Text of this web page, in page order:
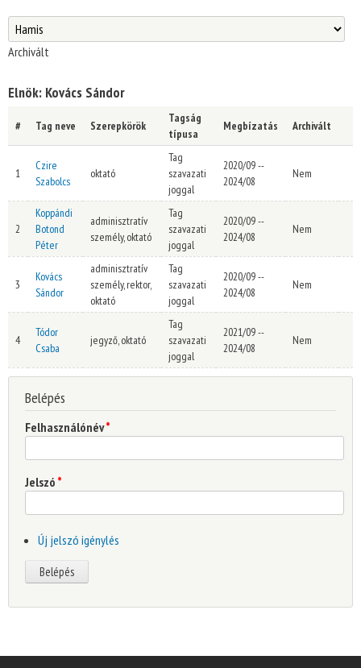
Archivált
Elnök: Kovács Sándor
# Tag neve Szerepkörök
Tagság
típusa
Megbízatás Archivált
1
Czire
Szabolcs
oktató
Tag
szavazati
joggal
2020/09--
2024/08
Nem
2
Koppándi
Botond
Péter
adminisztratív
személy, oktató
Tag
szavazati
joggal
2020/09--
2024/08
Nem
3
Kovács
Sándor
adminisztratív
személy, rektor,
oktató
Tag
szavazati
joggal
2020/09--
2024/08
Nem
4
Tódor
Csaba
jegyző, oktató
Tag
szavazati
joggal
2021/09--
2024/08
Nem
Belépés
Felhasználónév*
Jelszó *
Új jelszó igénylés